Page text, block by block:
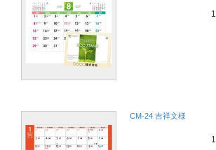
CM-24 吉祥文様